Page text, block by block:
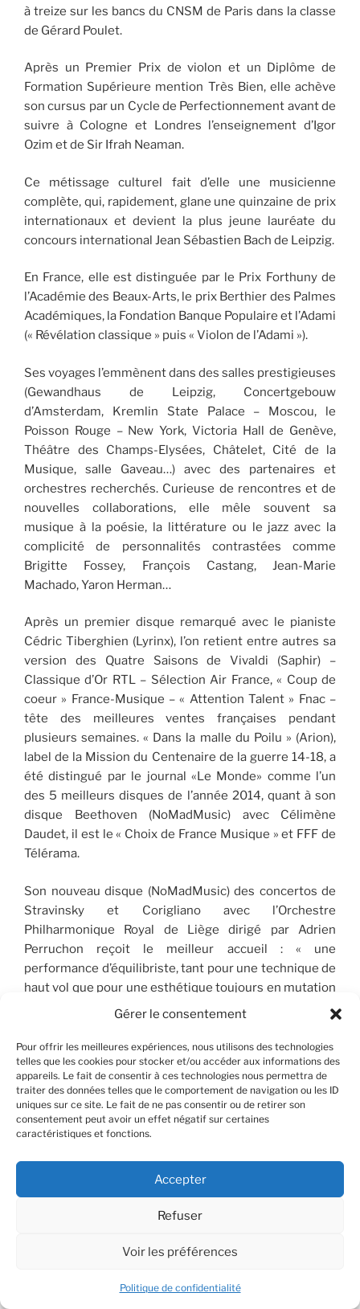
Gérer le consentement
Pour offrir les meilleures expériences, nous utilisons des technologies
telles que les cookies pour stocker et/ou accéder aux informations des
appareils. Le fait de consentir à ces technologies nous permettra de
traiter des données telles que le comportement de navigation ou les ID
uniques sur ce site. Le fait de ne pas consentir ou de retirer son
consentement peut avoir un effet négatif sur certaines
caractéristiques et fonctions.
Accepter
Refuser
Voir les préférences
Politique de confidentialité
à treize sur les bancs du CNSM de Paris dans la classe
de Gérard Poulet.
Après un Premier Prix de violon et un Diplôme de
Formation Supérieure mention Très Bien, elle achève
son cursus par un Cycle de Perfectionnement avant de
suivre à Cologne et Londres l’enseignement d’Igor
Ozim et de Sir Ifrah Neaman.
Ce métissage culturel fait d’elle une musicienne
complète, qui, rapidement, glane une quinzaine de prix
internationaux et devient la plus jeune lauréate du
concours international Jean Sébastien Bach de Leipzig.
En France, elle est distinguée par le Prix Forthuny de
l’Académie des Beaux-Arts, le prix Berthier des Palmes
Académiques, la Fondation Banque Populaire et l’Adami
(« Révélation classique » puis « Violon de l’Adami »).
Ses voyages l’emmènent dans des salles prestigieuses
(Gewandhaus de Leipzig, Concertgebouw
d’Amsterdam, Kremlin State Palace – Moscou, le
Poisson Rouge – New York, Victoria Hall de Genève,
Théâtre des Champs-Elysées, Châtelet, Cité de la
Musique, salle Gaveau…) avec des partenaires et
orchestres recherchés. Curieuse de rencontres et de
nouvelles collaborations, elle mêle souvent sa
musique à la poésie, la littérature ou le jazz avec la
complicité de personnalités contrastées comme
Brigitte Fossey, François Castang, Jean-Marie
Machado, Yaron Herman…
Après un premier disque remarqué avec le pianiste
Cédric Tiberghien (Lyrinx), l’on retient entre autres sa
version des Quatre Saisons de Vivaldi (Saphir) –
Classique d’Or RTL – Sélection Air France, « Coup de
coeur » France-Musique – « Attention Talent » Fnac –
tête des meilleures ventes françaises pendant
plusieurs semaines. « Dans la malle du Poilu » (Arion),
label de la Mission du Centenaire de la guerre 14-18, a
été distingué par le journal «Le Monde» comme l’un
des 5 meilleurs disques de l’année 2014, quant à son
disque Beethoven (NoMadMusic) avec Célimène
Daudet, il est le « Choix de France Musique » et FFF de
Télérama.
Son nouveau disque (NoMadMusic) des concertos de
Stravinsky et Corigliano avec l’Orchestre
Philharmonique Royal de Liège dirigé par Adrien
Perruchon reçoit le meilleur accueil : « une
performance d’équilibriste, tant pour une technique de
haut vol que pour une esthétique toujours en mutation
» (Le Monde) « un remarquable doublé de concertos du
Mag), « l’archet magique d’Amanda Favier » (Toute la
culture), Disque du jour (france musique), 5 croches
Pizzicato, **** Classica… Il est nommé aux Octaves de la
musique 21 (Belgique).
Amanda est également la violoniste du Trio Sōra
depuis 2021. L’ensemble est en résidence à la
Fondation Singer-Polignac.
Adrien Boisseaualto
Adrien Boisseau découvre la musique à l’âge de 5 ans